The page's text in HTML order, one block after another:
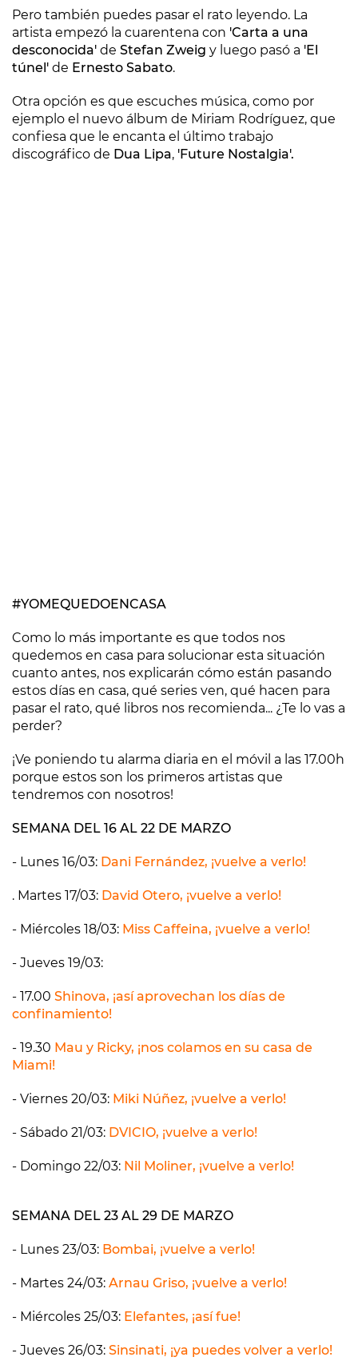
Pero también puedes pasar el rato leyendo. La
artista empezó la cuarentena con 'Carta a una
desconocida' de Stefan Zweig y luego pasó a 'El
túnel' de Ernesto Sabato.
Otra opción es que escuches música, como por
ejemplo el nuevo álbum de Miriam Rodríguez, que
confiesa que le encanta el último trabajo
discográfico de Dua Lipa, 'Future Nostalgia'.
#YOMEQUEDOENCASA
Como lo más importante es que todos nos
quedemos en casa para solucionar esta situación
cuanto antes, nos explicarán cómo están pasando
estos días en casa, qué series ven, qué hacen para
pasar el rato, qué libros nos recomienda... ¿Te lo vas a
perder?
¡Ve poniendo tu alarma diaria en el móvil a las 17.00h
porque estos son los primeros artistas que
tendremos con nosotros!
SEMANA DEL 16 AL 22 DE MARZO
- Lunes 16/03: Dani Fernández, ¡vuelve a verlo!
. Martes 17/03: David Otero, ¡vuelve a verlo!
- Miércoles 18/03: Miss Caffeina, ¡vuelve a verlo!
- Jueves 19/03:
- 17.00 Shinova, ¡así aprovechan los días de
confinamiento!
- 19.30 Mau y Ricky, ¡nos colamos en su casa de
Miami!
- Viernes 20/03: Miki Núñez, ¡vuelve a verlo!
- Sábado 21/03: DVICIO, ¡vuelve a verlo!
- Domingo 22/03: Nil Moliner, ¡vuelve a verlo!
SEMANA DEL 23 AL 29 DE MARZO
- Lunes 23/03: Bombai, ¡vuelve a verlo!
- Martes 24/03: Arnau Griso, ¡vuelve a verlo!
- Miércoles 25/03: Elefantes, ¡así fue!
- Jueves 26/03: Sinsinati, ¡ya puedes volver a verlo!